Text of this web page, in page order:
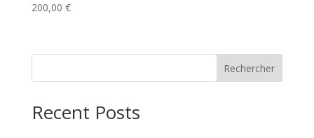
200,00 €
Rechercher
Recent Posts